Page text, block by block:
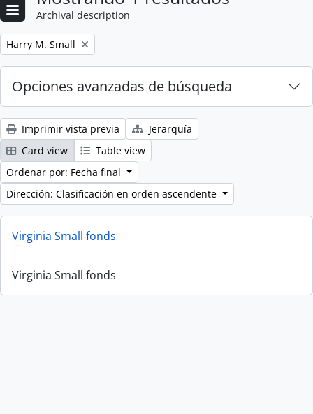
Archival description
Remove filter:
Harry M. Small
Opciones avanzadas de búsqueda
Imprimir vista previa
Jerarquía
Card view
Table view
Ordenar por: Fecha final
Dirección: Clasificación en orden ascendente
Virginia Small fonds
Virginia Small fonds